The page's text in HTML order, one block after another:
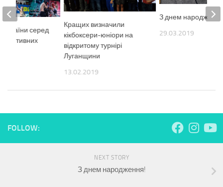
Кращих визначили
кікбоксери-юніори на
відкритому турнірі
Луганщини
13.02.2019
З днем
29.03.2019
України серед
FOLLOW:
NEXT STORY
З днем народження!